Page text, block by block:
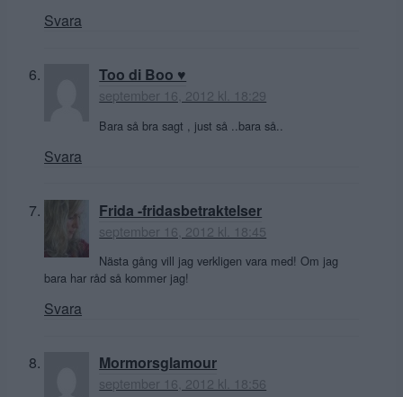
Svara
Too di Boo ♥
september 16, 2012 kl. 18:29
Bara så bra sagt , just så ..bara så..
Svara
Frida -fridasbetraktelser
september 16, 2012 kl. 18:45
Nästa gång vill jag verkligen vara med! Om jag
bara har råd så kommer jag!
Svara
Mormorsglamour
september 16, 2012 kl. 18:56